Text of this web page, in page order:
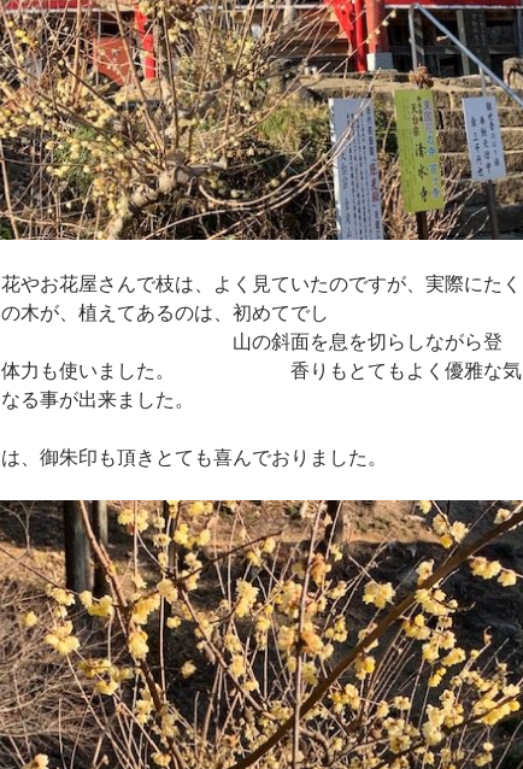
やお花屋さんで枝は、よく見ていたのですが、実際にたく
木が、植えてあるのは、初めてでし
山の斜面を息を切らしながら登
体力も使いました。 香りもとてもよく優雅な気
る事が出来ました。
、御朱印も頂きとても喜んでおりました。